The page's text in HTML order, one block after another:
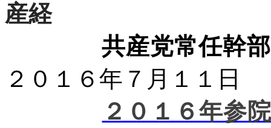
産経
共産党常任幹
２０１６年７月１１日
２０１６年参